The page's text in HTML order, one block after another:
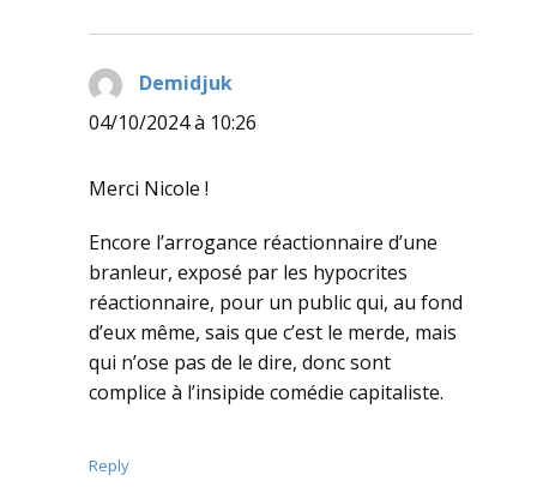
Demidjuk
04/10/2024 à 10:26
Merci Nicole !
Encore l’arrogance réactionnaire d’une
branleur, exposé par les hypocrites
réactionnaire, pour un public qui, au fond
d’eux même, sais que c’est le merde, mais
qui n’ose pas de le dire, donc sont
complice à l’insipide comédie capitaliste.
Reply